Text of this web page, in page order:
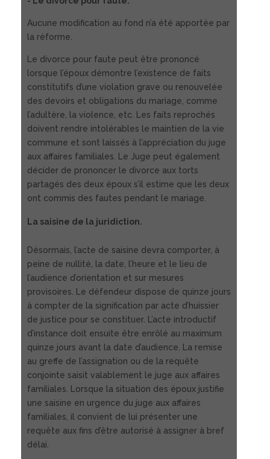
Aucune modification au fond n’a été apportée par
la réforme.
Le divorce pour faute peut être prononcé
lorsque l’époux démontre l’existence de faits
constitutifs d’une violation grave ou renouvelée
des devoirs et obligations du mariage, comme
l’adultère, la violence, etc. Les faits reprochés
doivent rendre intolérables le maintien de la vie
commune et sont laissés à l’appréciation du juge
aux affaires familiales. Le Juge peut également
décider de prononcer le divorce aux torts
partagés des deux époux s’il estime que les deux
ont commis des fautes pendant le mariage.
La saisine de la juridiction.
Désormais, l’acte de saisine devra comporter, à
peine de nullité, la date, l’heure et le lieu de
l’audience d’orientation et sur mesures
provisoires. Le défendeur dispose de quinze jours
à compter de la signification par acte d’huissier
de justice pour se constituer. L’acte introductif
d’instance doit ensuite être enrôlé au maximum
quinze jours avant la date d’audience. La remise
au greffe de l’assignation ou de la requête
conjointe saisit valablement le juge aux affaires
familiales. Lorsque la situation des époux justifie
une saisine en urgence du juge aux affaires
familiales, il convient de lui présenter une
requête aux fins d’être autorisé à assigner à bref
délai.